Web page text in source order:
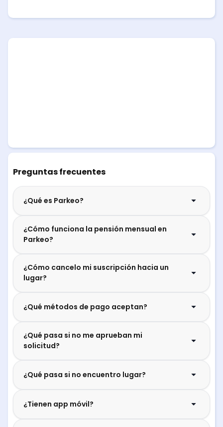
Preguntas frecuentes
¿Qué es Parkeo?
¿Cómo funciona la pensión mensual en
Parkeo?
¿Cómo cancelo mi suscripción hacia un
lugar?
¿Qué métodos de pago aceptan?
¿Qué pasa si no me aprueban mi
solicitud?
¿Qué pasa si no encuentro lugar?
¿Tienen app móvil?